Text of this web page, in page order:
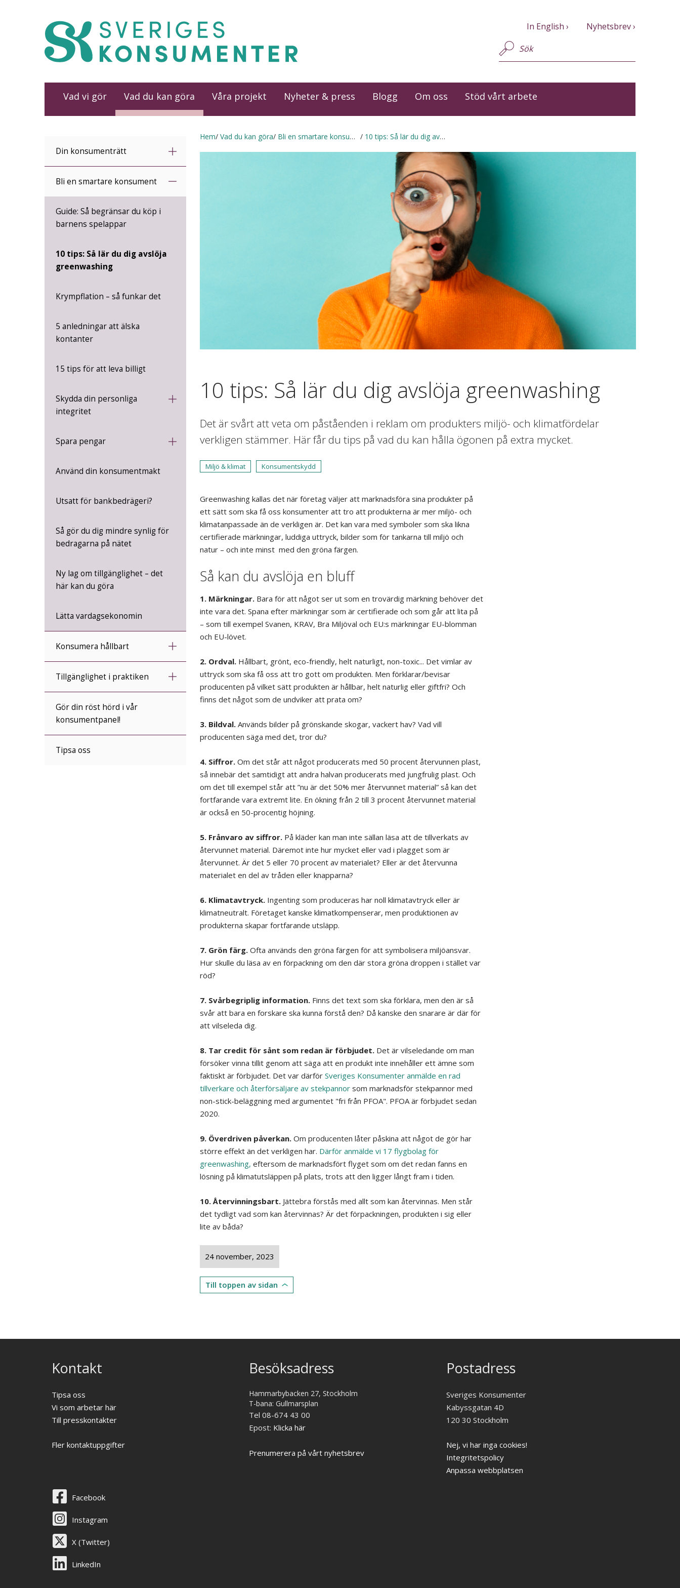
Vad vi gör Vad du kan göra
Din konsumenträtt
Bli en smartare konsument
Guide: Så begränsar du köp i
barnens spelappar
10 tips: Så lär du dig avslöja
greenwashing
Krympflation – så funkar det
5 anledningar att älska
kontanter
15 tips för att leva billigt
Skydda din personliga
integritet
Spara pengar
Använd din konsumentmakt
Utsatt för bankbedrägeri?
Så gör du dig mindre synlig för
bedragarna på nätet
Ny lag om tillgänglighet – det
här kan du göra
Lätta vardagsekonomin
Konsumera hållbart
Tillgänglighet i praktiken
Gör din röst hörd i vår
konsumentpanel!
Tipsa oss
Våra projekt Nyheter & press Blogg Om oss Stöd vårt arbete
In English Nyhetsbrev
Hem Vad du kan göra Bli en smartare konsument 10 tips: Så lär du dig avslöja greenwashing
10 tips: Så lär du dig avslöja greenwashing
Det är svårt att veta om påståenden i reklam om produkters miljö- och klimatfördelar
verkligen stämmer. Här får du tips på vad du kan hålla ögonen på extra mycket.
Miljö & klimat Konsumentskydd
Greenwashing kallas det när företag väljer att marknadsföra sina produkter på
ett sätt som ska få oss konsumenter att tro att produkterna är mer miljö- och
klimatanpassade än de verkligen är. Det kan vara med symboler som ska likna
certifierade märkningar, luddiga uttryck, bilder som för tankarna till miljö och
natur – och inte minst med den gröna färgen.
Så kan du avslöja en bluff
1. Märkningar.Bara för att något ser ut som en trovärdig märkning behöver det
inte vara det. Spana efter märkningar som är certifierade och som går att lita på
– som till exempel Svanen, KRAV, Bra Miljöval och EU:s märkningar EU-blomman
och EU-lövet.
2. Ordval.Hållbart, grönt, eco-friendly, helt naturligt, non-toxic... Det vimlar av
uttryck som ska få oss att tro gott om produkten. Men förklarar/bevisar
producenten på vilket sätt produkten är hållbar, helt naturlig eller giftfri? Och
finns det något som de undviker att prata om?
3. Bildval.Används bilder på grönskande skogar, vackert hav? Vad vill
producenten säga med det, tror du?
4. Siffror.Om det står att något producerats med 50 procent återvunnen plast,
så innebär det samtidigt att andra halvan producerats med jungfrulig plast. Och
om det till exempel står att ”nu är det 50% mer återvunnet material” så kan det
fortfarande vara extremt lite. En ökning från 2 till 3 procent återvunnet material
är också en 50-procentig höjning.
5. Frånvaro av siffror.På kläder kan man inte sällan läsa att de tillverkats av
återvunnet material. Däremot inte hur mycket eller vad i plagget som är
återvunnet. Är det 5 eller 70 procent av materialet? Eller är det återvunna
materialet en del av tråden eller knapparna?
6. Klimatavtryck.Ingenting som produceras har noll klimatavtryck eller är
klimatneutralt. Företaget kanske klimatkompenserar, men produktionen av
produkterna skapar fortfarande utsläpp.
7. Grön färg.Ofta används den gröna färgen för att symbolisera miljöansvar.
Hur skulle du läsa av en förpackning om den där stora gröna droppen i stället var
röd?
7. Svårbegriplig information.Finns det text som ska förklara, men den är så
svår att bara en forskare ska kunna förstå den? Då kanske den snarare är där för
att vilseleda dig.
8. Tar credit för sånt som redan är förbjudet.Det är vilseledande om man
försöker vinna tillit genom att säga att en produkt inte innehåller ett ämne som
faktiskt är förbjudet. Det var därför Sveriges Konsumenter anmälde en rad
tillverkare och återförsäljare av stekpannorsom marknadsför stekpannor med
non-stick-beläggning med argumentet "fri från PFOA". PFOA är förbjudet sedan
2020.
9. Överdriven påverkan.Om producenten låter påskina att något de gör har
större effekt än det verkligen har. Därför anmälde vi 17 flygbolag för
greenwashing, eftersom de marknadsfört flyget som om det redan fanns en
lösning på klimatutsläppen på plats, trots att den ligger långt fram i tiden.
10. Återvinningsbart.Jättebra förstås med allt som kan återvinnas. Men står
det tydligt vad som kan återvinnas? Är det förpackningen, produkten i sig eller
lite av båda?
24 november, 2023
Till toppen av sidan
Kontakt
Tipsa oss
Vi som arbetar här
Till presskontakter
Fler kontaktuppgifter
Facebook
Instagram
X (Twitter)
LinkedIn
Besöksadress
Hammarbybacken 27, Stockholm
T-bana: Gullmarsplan
Tel 08-674 43 00
Epost: Klicka här
Prenumerera på vårt nyhetsbrev
Postadress
Sveriges Konsumenter
Kabyssgatan 4D
120 30 Stockholm
Nej, vi har inga cookies!
Integritetspolicy
Anpassa webbplatsen